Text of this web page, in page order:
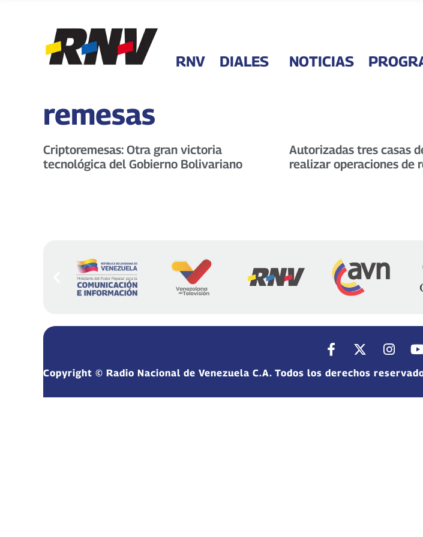
RNV DIALES NOTICIAS
remesas
Criptoremesas: Otra gran victoria
tecnológica del Gobierno Bolivariano
Autorizadas tres casas
realizar operaciones de
Copyright © Radio Nacional de Venezuela C.A. Todos los derechos